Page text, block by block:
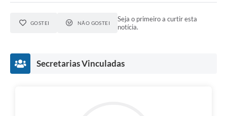
GOSTEI NÃO GOSTEI
Seja o primeiro a curtir esta
notícia.
Secretarias Vinculadas